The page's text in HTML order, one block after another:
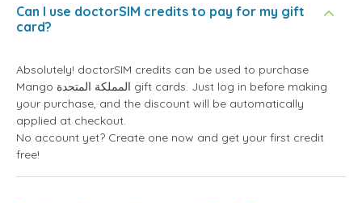
Can I use doctorSIM credits to pay for my gift
card?
Absolutely! doctorSIM credits can be used to purchase
Mango المملكة المتحدة gift cards. Just log in before making
your purchase, and the discount will be automatically
applied at checkout.
No account yet? Create one now and get your first credit
free!